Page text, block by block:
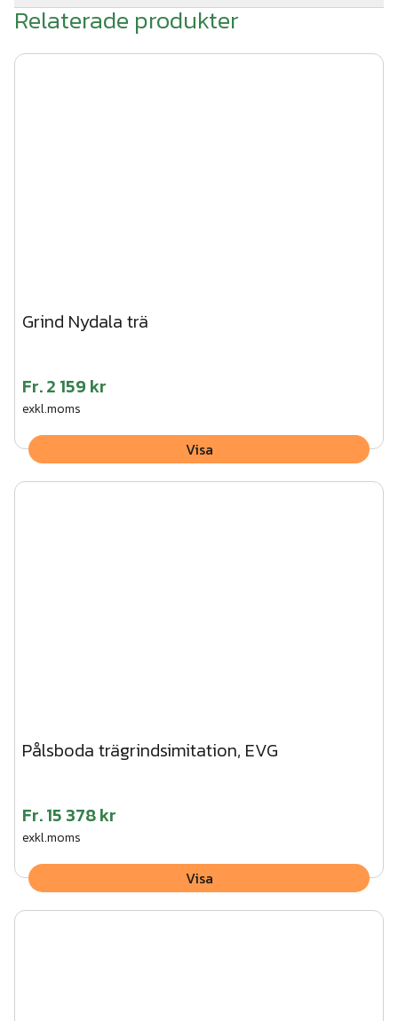
Grindens höjd från markplan: 1,05 m
Grindbladets bredd: 860 mm
Relaterade produkter
Grind Nydala trä
Fr.2 159 kr
exkl.moms
Visa
Pålsboda trägrindsimitation, EVG
Fr.15 378 kr
exkl.moms
Visa